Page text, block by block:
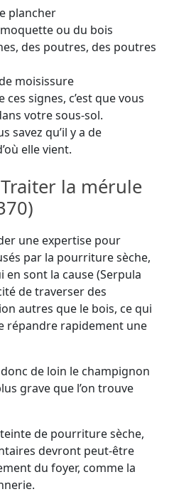
plancher
ou du bois
des poutres, des poutres
moisissure
ces signes, c’est que vous
votre sous-sol.
savez qu’il y a de
elle vient.
la mérule
une expertise pour
par la pourriture sèche,
sont la cause (Serpula
de traverser des
autres que le bois, ce qui
répandre rapidement une
de loin le champignon
grave que l’on trouve
de pourriture sèche,
devront peut-être
du foyer, comme la